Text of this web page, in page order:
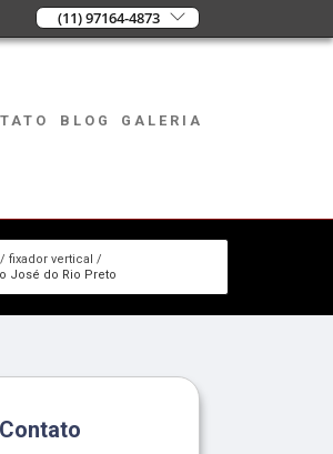
(11) 97164-4873
BLOG GALERIA
fixador vertical
José do Rio Preto